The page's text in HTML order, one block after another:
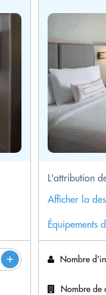
L'attribution
Afficher la
Équipements
Nombre
Nombre de